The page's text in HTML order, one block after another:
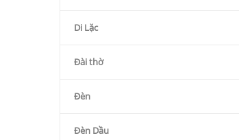
Di Lặc
Đài thờ
Đèn
Đèn Dầu